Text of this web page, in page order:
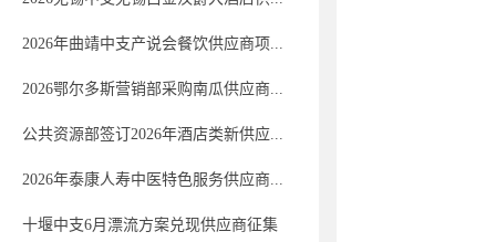
2026年曲靖中支产说会餐饮供应商项...
2026鄂尔多斯营销部采购南瓜供应商...
公共资源部签订2026年酒店类新供应...
2026年泰康人寿中医特色服务供应商...
十堰中支6月漂流方案兑现供应商征集